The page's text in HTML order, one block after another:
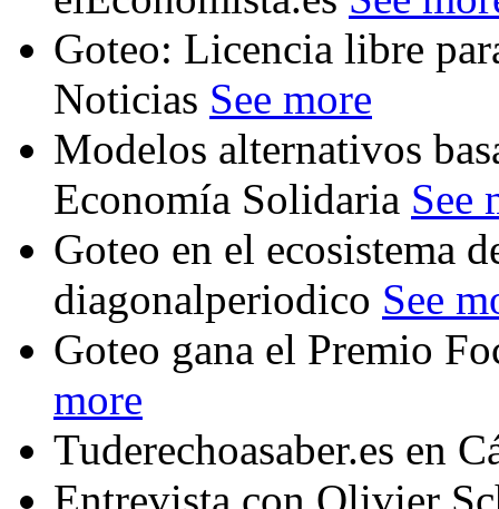
Goteo: Licencia libre
Noticias See more
Modelos alternativos
Economía Solidaria See
Goteo en el ecosistema
diagonalperiodico See
Goteo gana el Premio
more
Tuderechoasaber.es en
Entrevista con Olivier